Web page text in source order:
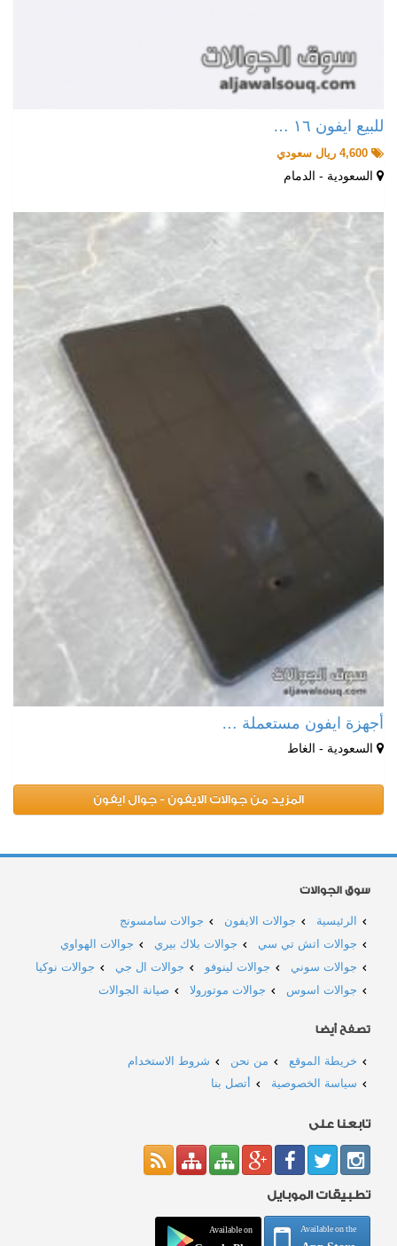
للبيع ايفون ١٦ …
السعودية - الدمام
أجهزة ايفون مستعملة …
السعودية - الغاط
المزيد من جوالات الايفون - جوال ايفون
سوق الجوالات
الرئيسية جوالات الايفون
جوالات سامسونج
جوالات اتش تي سي
جوالات بلاك بيري
جوالات الهواوي
جوالات سوني
جوالات لينوفو جوالات ال جي
جوالات نوكيا
جوالات اسوس
جوالات موتورولا صيانة الجوالات
تصفح أيضا
خريطة الموقع من نحن
شروط الاستخدام
سياسة الخصوصية
أتصل بنا
تابعنا على
تطبيقات الموبايل
Available on the
Available on